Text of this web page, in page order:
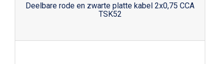
Deelbare rode en zwarte platte kabel 2x0,75 CCA
TSK52